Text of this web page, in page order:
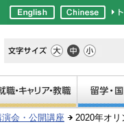
演会・公開講座 2020年オリ